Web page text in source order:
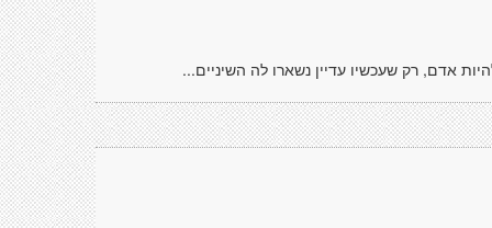
אדם, רק שעכשיו עדיין נשארו לה השיניים...